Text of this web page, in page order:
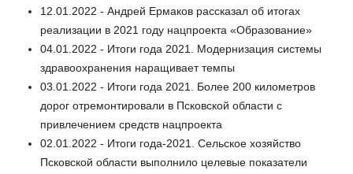
12.01.2022 - Андрей Ермаков рассказал об итогах
реализации в 2021 году нацпроекта «Образование»
04.01.2022 - Итоги года 2021. Модернизация системы
здравоохранения наращивает темпы
03.01.2022 - Итоги года 2021. Более 200 километров
дорог отремонтировали в Псковской области с
привлечением средств нацпроекта
02.01.2022 - Итоги года-2021. Сельское хозяйство
Псковской области выполнило целевые показатели